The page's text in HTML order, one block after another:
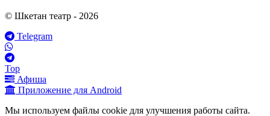
© Шкетан театр - 2026
Telegram
Top
Афиша
Приложение для Android
Мы используем файлы cookie для улучшения работы сайта.